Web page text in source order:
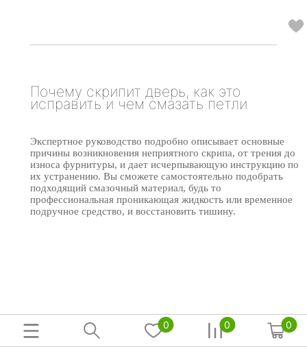
Почему скрипит дверь, как это
исправить и чем смазать петли
Экспертное руководство подробно описывает основные
причины возникновения неприятного скрипа, от трения до
износа фурнитуры, и дает исчерпывающую инструкцию по
их устранению. Вы сможете самостоятельно подобрать
подходящий смазочный материал, будь то
профессиональная проникающая жидкость или временное
подручное средство, и восстановить тишину.
0 0 0